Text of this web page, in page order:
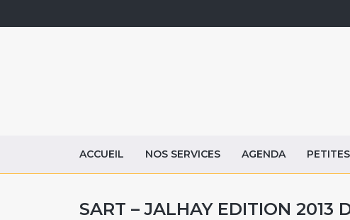
ACCUEIL NOS SERVICES AGENDA
SART – JALHAY EDITION 2013